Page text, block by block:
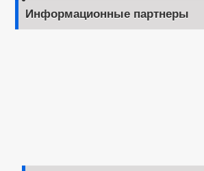
Информационные партнеры